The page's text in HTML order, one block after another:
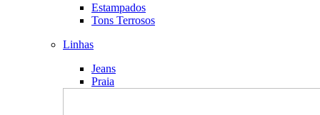
Estampados
Tons Terrosos
Linhas
Jeans
Praia